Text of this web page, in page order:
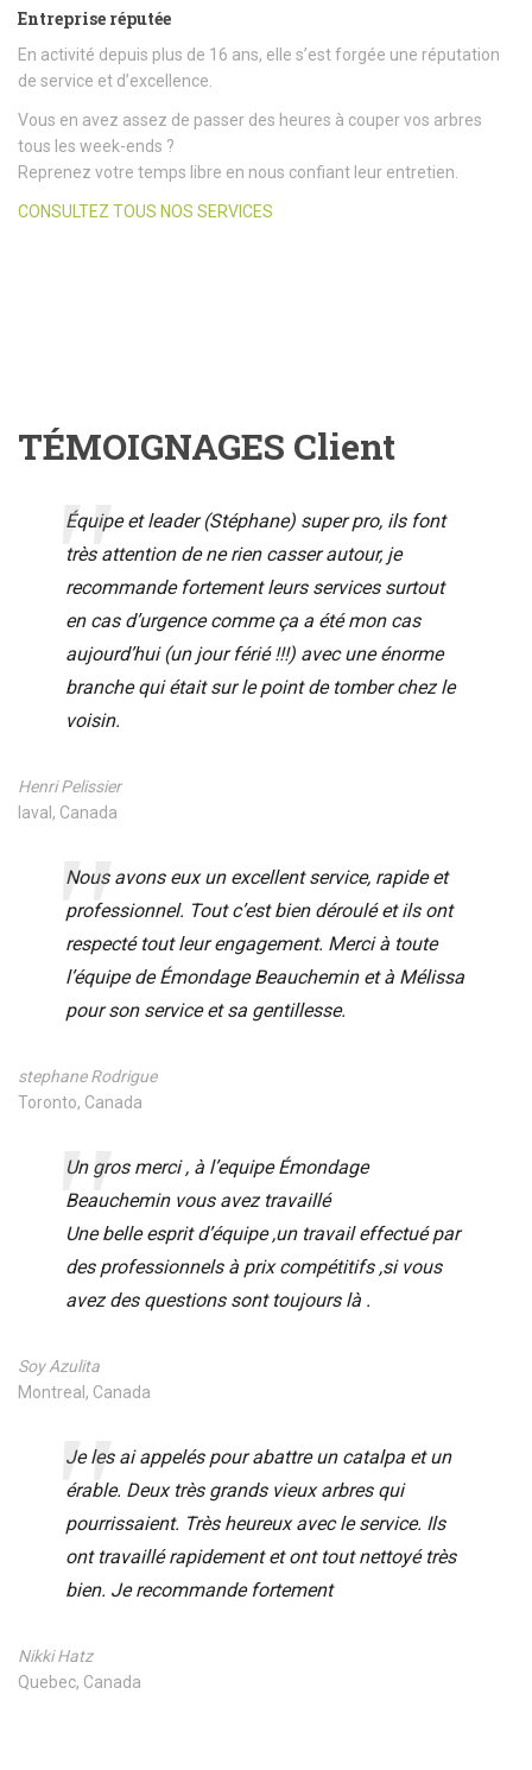
Entreprise réputée
En activité depuis plus de 16 ans, elle s’est forgée une réputation
de service et d’excellence.
Vous en avez assez de passer des heures à couper vos arbres
tous les week-ends ?
Reprenez votre temps libre en nous confiant leur entretien.
CONSULTEZ TOUS NOS SERVICES
TÉMOIGNAGES Client
Équipe et leader (Stéphane) super pro, ils font
très attention de ne rien casser autour, je
recommande fortement leurs services surtout
en cas d’urgence comme ça a été mon cas
aujourd’hui (un jour férié !!!) avec une énorme
branche qui était sur le point de tomber chez le
voisin.
Henri Pelissier
laval, Canada
Nous avons eux un excellent service, rapide et
professionnel. Tout c’est bien déroulé et ils ont
respecté tout leur engagement. Merci à toute
l’équipe de Émondage Beauchemin et à Mélissa
pour son service et sa gentillesse.
stephane Rodrigue
Toronto, Canada
Un gros merci , à l’equipe Émondage
Beauchemin vous avez travaillé
Une belle esprit d’équipe ,un travail effectué par
des professionnels à prix compétitifs ,si vous
avez des questions sont toujours là .
Soy Azulita
Montreal, Canada
Je les ai appelés pour abattre un catalpa et un
érable. Deux très grands vieux arbres qui
pourrissaient. Très heureux avec le service. Ils
ont travaillé rapidement et ont tout nettoyé très
bien. Je recommande fortement
Nikki Hatz
Quebec, Canada